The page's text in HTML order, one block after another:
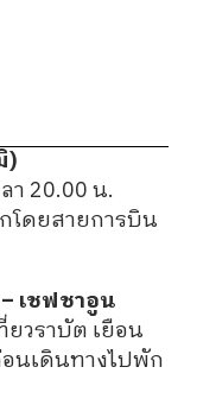
)
20.00 น.
โดยสายการบิน
เชฟชาอูน
วราบัต เยือน
นเดินทางไปพัก